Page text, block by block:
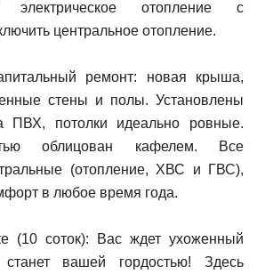
отопление с
центральное отопление.
ремонт: новая крыша,
стены и полы. Установлены
ПВХ, потолки идеально ровные.
облицован кафелем. Все
(отопление, ХВС и ГВС),
в любое время года.
(10 соток): Вас ждет ухоженный
станет вашей гордостью! Здесь